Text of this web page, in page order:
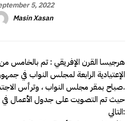
5, 2022
Masin Xasan
هرجيسا القرن الإفريقي : تم بالخامس
الإعتيادية الرابعة لمجلس النواب في
صباح بمقر مجلس النواب ، وترأس الاجتماع رئيس مجلس النواب.
حيث تم التصويت على جدول الأعمال في
التالي: